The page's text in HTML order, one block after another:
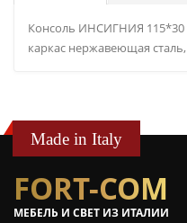
Консоль ИНСИГНИЯ 115*30
каркас нержавеющая
Made in Italy
FORT-COM
МЕБЕЛЬ И СВЕТ ИЗ ИТАЛИИ